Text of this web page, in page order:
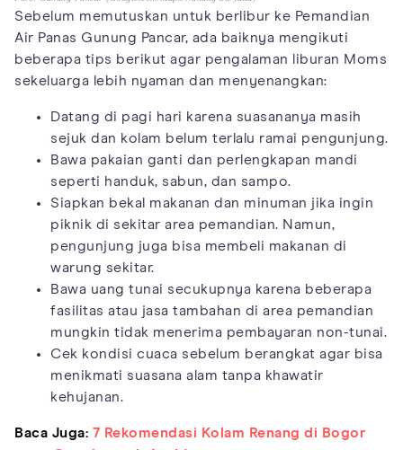
Sebelum memutuskan untuk berlibur ke Pemandian
Air Panas Gunung Pancar, ada baiknya mengikuti
beberapa tips berikut agar pengalaman liburan Moms
sekeluarga lebih nyaman dan menyenangkan:
Datang di pagi hari karena suasananya masih
sejuk dan kolam belum terlalu ramai pengunjung.
Bawa pakaian ganti dan perlengkapan mandi
seperti handuk, sabun, dan sampo.
Siapkan bekal makanan dan minuman jika ingin
piknik di sekitar area pemandian. Namun,
pengunjung juga bisa membeli makanan di
warung sekitar.
Bawa uang tunai secukupnya karena beberapa
fasilitas atau jasa tambahan di area pemandian
mungkin tidak menerima pembayaran non-tunai.
Cek kondisi cuaca sebelum berangkat agar bisa
menikmati suasana alam tanpa khawatir
kehujanan.
Baca Juga: 7 Rekomendasi Kolam Renang di Bogor